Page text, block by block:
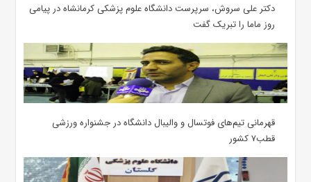
دکتر علی سروش، سرپرست دانشگاه علوم پزشکی کرمانشاه در پیامی
روز ماما را تبریک گفت
قهرمانی تیم‌های فوتسال و والیبال دانشگاه در جشنواره ورزشی
قطب۷ کشور